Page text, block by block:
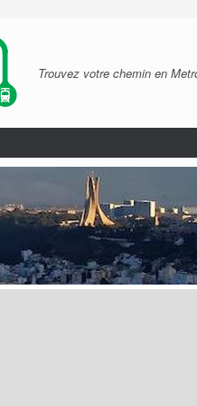
Trouvez votre chemin en